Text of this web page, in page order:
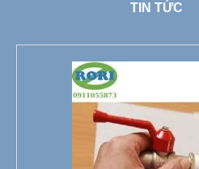
TIN TỨC